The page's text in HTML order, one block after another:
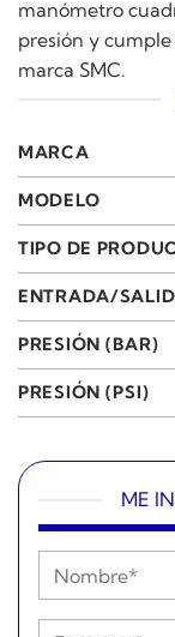
manómetro
presión y
marca SMC.
MARCA
MODELO
TIPO DE
ENTRADA/
PRESIÓN (BAR)
PRESIÓN (PSI)
ME